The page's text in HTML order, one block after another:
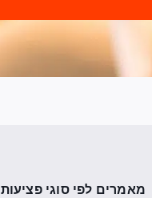
מאמרים לפי סוגי פציעות